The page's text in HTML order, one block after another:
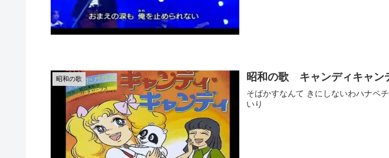
昭和の歌 昭和の歌 キャンディキャ
そばかすなんて きにしないわハナペ
いり